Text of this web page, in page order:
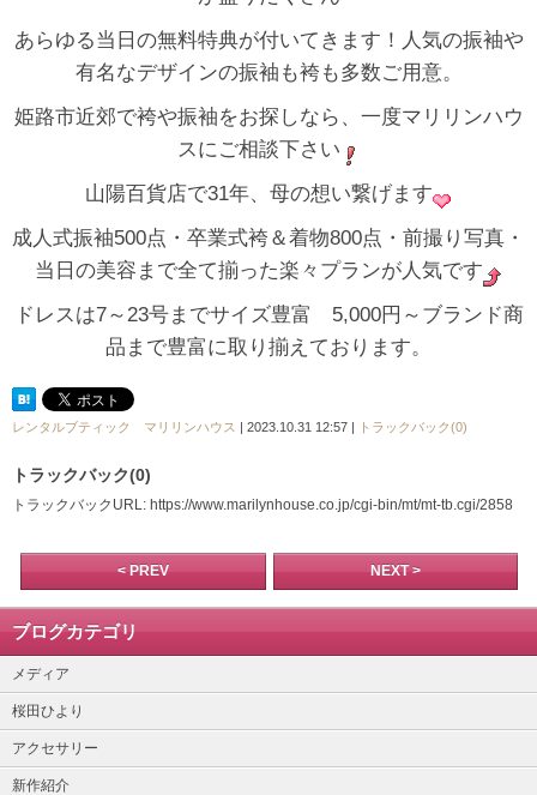
あらゆる当日の無料特典が付いてきます！人気の振袖や
有名なデザインの振袖も袴も多数ご用意。
姫路市近郊で袴や振袖をお探しなら、一度マリリンハウ
スにご相談下さい
山陽百貨店で31年、母の想い繋げます
成人式振袖500点・卒業式袴＆着物800点・前撮り写真・
当日の美容まで全て揃った楽々プランが人気です
ドレスは7～23号までサイズ豊富 5,000円～ブランド商
品まで豊富に取り揃えております。
レンタルブティック マリリンハウス | 2023.10.31 12:57 | トラックバック(0)
トラックバック(0)
トラックバックURL: https://www.marilynhouse.co.jp/cgi-bin/mt/mt-tb.cgi/2858
< PREV NEXT >
ブログカテゴリ
メディア
桜田ひより
アクセサリー
新作紹介